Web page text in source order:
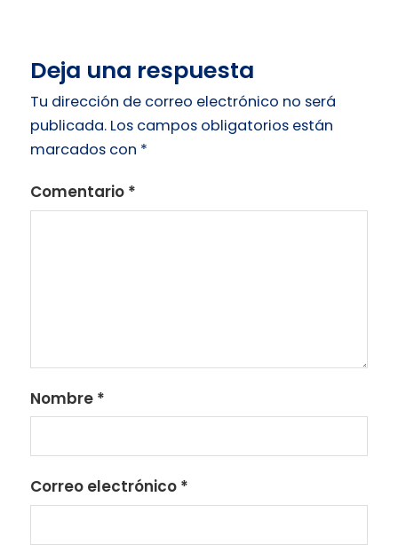
Deja una respuesta
Tu dirección de correo electrónico no será
publicada. Los campos obligatorios están
marcados con *
Comentario *
Nombre *
Correo electrónico *